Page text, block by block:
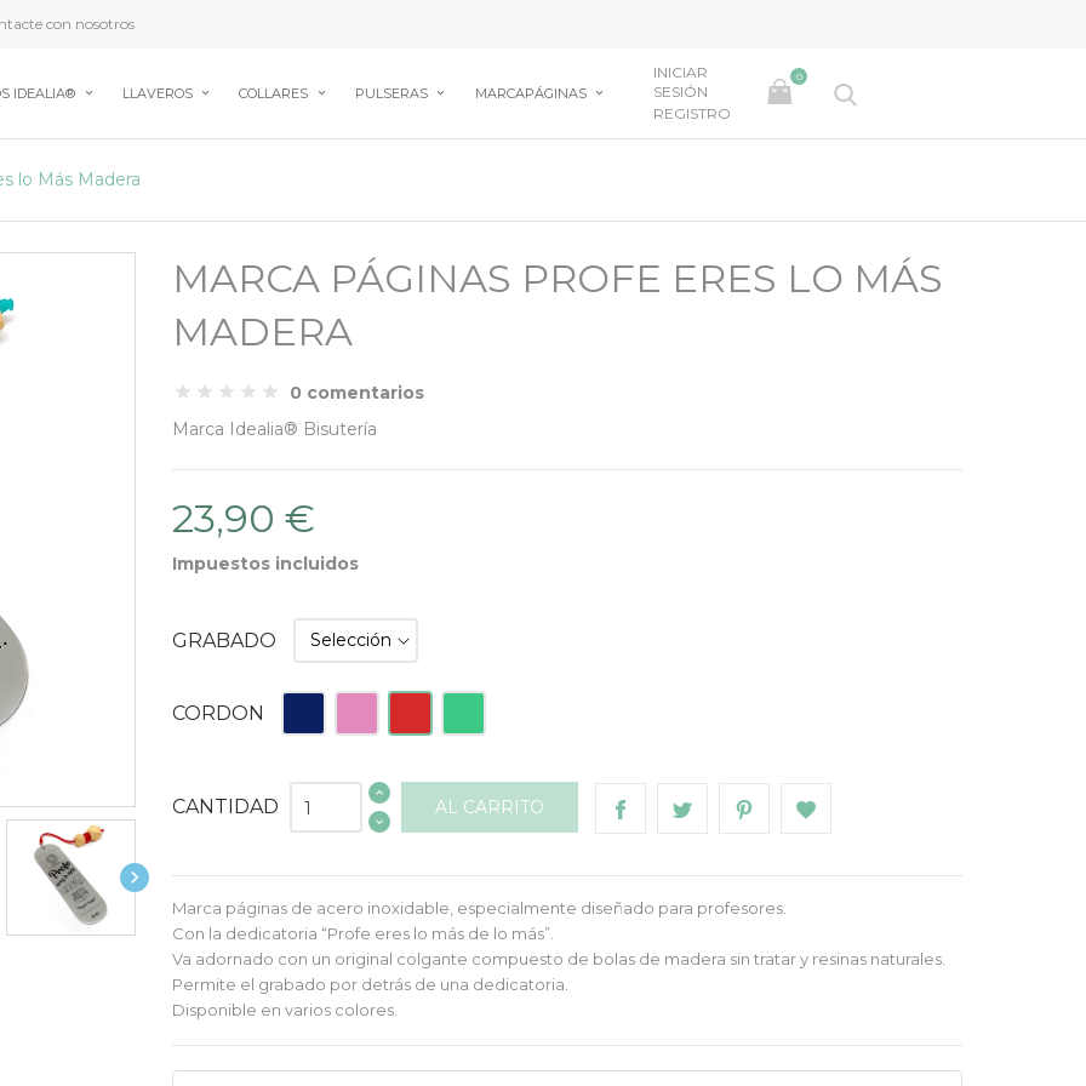
con nosotros
IDEALIA® LLAVEROS COLLARES PULSERAS MARCAPÁGINAS
INICIAR
SESIÓN
REGISTRO
0
lo Más Madera

MARCA PÁGINAS PROFE ERES LO MÁS
MADERA
0 comentarios
Marca Idealia® Bisutería
23,90 €
Impuestos incluidos
GRABADO
CORDON Azul Turquesa
CANTIDAD AL CARRITO
Marca páginas de acero inoxidable, especialmente diseñado para profesores.
Con la dedicatoria “Profe eres lo más de lo más”.
Va adornado con un original colgante compuesto de bolas de madera sin tratar y resinas naturales.
Permite el grabado por detrás de una dedicatoria.
Disponible en varios colores.